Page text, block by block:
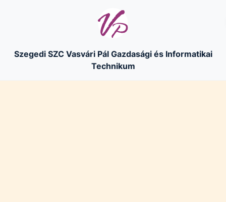
Szegedi SZC Vasvári Pál Gazdasági és Informatikai
Technikum